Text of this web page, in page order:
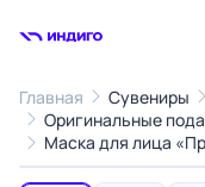
Главная Сувениры
Оригинальные
Маска для лица
‹